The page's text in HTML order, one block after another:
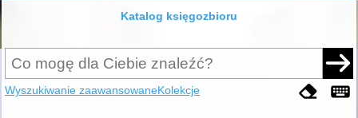
Katalog księgozbioru
Wyszukiwanie zaawansowaneKolekcje